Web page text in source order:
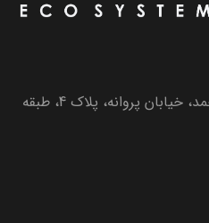
تهران، بزرگراه جلال آل احمد، خیابان پروانه، پلاک 4، طبقه